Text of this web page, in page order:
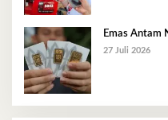
Emas Antam
27 Juli 2026